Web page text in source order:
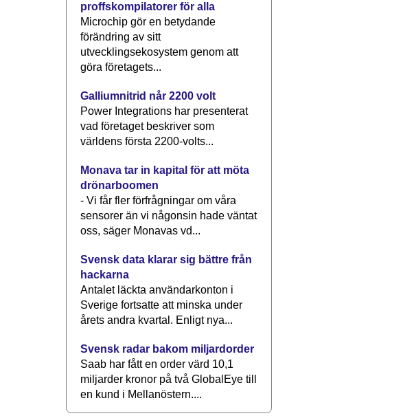
proffskompilatorer för alla
Microchip gör en betydande
förändring av sitt
utvecklingsekosystem genom att
göra företagets...
Galliumnitrid når 2200 volt
Power Integrations har presenterat
vad företaget beskriver som
världens första 2200-volts...
Monava tar in kapital för att möta
drönarboomen
- Vi får fler förfrågningar om våra
sensorer än vi någonsin hade väntat
oss, säger Monavas vd...
Svensk data klarar sig bättre från
hackarna
Antalet läckta användarkonton i
Sverige fortsatte att minska under
årets andra kvartal. Enligt nya...
Svensk radar bakom miljardorder
Saab har fått en order värd 10,1
miljarder kronor på två GlobalEye till
en kund i Mellanöstern....